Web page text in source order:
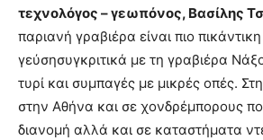
τεχνολόγος – γεωπόνος, Βασίλης
παριανή γραβιέρα είναι πιο
γεύσησυγκριτικά με τη γραβιέρα
τυρί και συμπαγές με μικρές οπές.
στην Αθήνα και σε χονδρέμπορους
διανομή αλλά και σε καταστήματα